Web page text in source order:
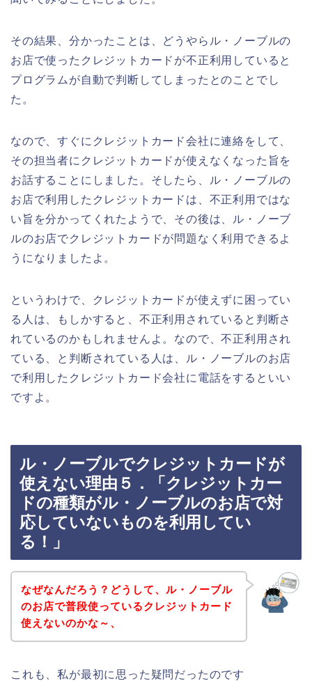
その結果、分かったことは、どうやらル・ノーブルの
お店で使ったクレジットカードが不正利用していると
プログラムが自動で判断してしまったとのことでし
た。
なので、すぐにクレジットカード会社に連絡をして、
その担当者にクレジットカードが使えなくなった旨を
お話することにしました。そしたら、ル・ノーブルの
お店で利用したクレジットカードは、不正利用ではな
い旨を分かってくれたようで、その後は、ル・ノーブ
ルのお店でクレジットカードが問題なく利用できるよ
うになりましたよ。
というわけで、クレジットカードが使えずに困ってい
る人は、もしかすると、不正利用されていると判断さ
れているのかもしれませんよ。なので、不正利用され
ている、と判断されている人は、ル・ノーブルのお店
で利用したクレジットカード会社に電話をするといい
ですよ。
ル・ノーブルでクレジットカードが
使えない理由５．「クレジットカー
ドの種類がル・ノーブルのお店で対
応していないものを利用してい
る！」
なぜなんだろう？どうして、ル・ノーブル
のお店で普段使っているクレジットカード
使えないのかな～、
これも、私が最初に思った疑問だったのです